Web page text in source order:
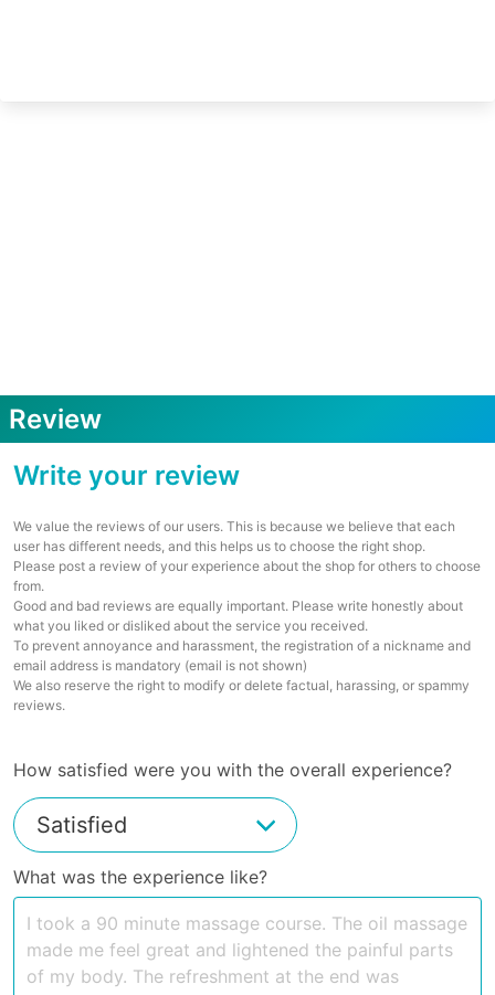
Review
Write your review
We value the reviews of our users. This is because we believe that each
user has different needs, and this helps us to choose the right shop.
Please post a review of your experience about the shop for others to choose
from.
Good and bad reviews are equally important. Please write honestly about
what you liked or disliked about the service you received.
To prevent annoyance and harassment, the registration of a nickname and
email address is mandatory (email is not shown)
We also reserve the right to modify or delete factual, harassing, or spammy
reviews.
How satisfied were you with the overall experience?
What was the experience like?